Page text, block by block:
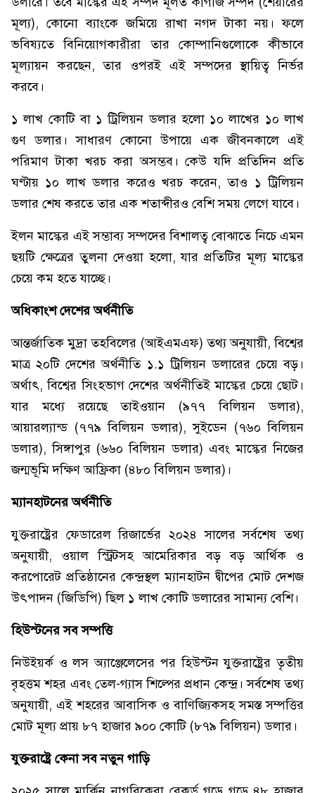
মূল্য), কোনো ব্যাংকে জমিয়ে রাখা নগদ টাকা নয়। ফলে
ভবিষ্যতে বিনিয়োগকারীরা তার কোম্পানিগুলোকে কীভাবে
মূল্যায়ন করছেন, তার ওপরই এই সম্পদের স্থায়িত্ব নির্ভর
করবে।
১ লাখ কোটি বা ১ ট্রিলিয়ন ডলার হলো ১০ লাখের ১০ লাখ
গুণ ডলার। সাধারণ কোনো উপায়ে এক জীবনকালে এই
পরিমাণ টাকা খরচ করা অসম্ভব। কেউ যদি প্রতিদিন প্রতি
ঘণ্টায় ১০ লাখ ডলার করেও খরচ করেন, তাও ১ ট্রিলিয়ন
ডলার শেষ করতে তার এক শতাব্দীরও বেশি সময় লেগে যাবে।
ইলন মাস্কের এই সম্ভাব্য সম্পদের বিশালত্ব বোঝাতে নিচে এমন
ছয়টি ক্ষেত্রের তুলনা দেওয়া হলো, যার প্রতিটির মূল্য মাস্কের
চেয়ে কম হতে যাচ্ছে।
অধিকাংশ দেশের অর্থনীতি
আন্তর্জাতিক মুদ্রা তহবিলের (আইএমএফ) তথ্য অনুযায়ী, বিশ্বের
মাত্র ২০টি দেশের অর্থনীতি ১.১ ট্রিলিয়ন ডলারের চেয়ে বড়।
অর্থাৎ, বিশ্বের সিংহভাগ দেশের অর্থনীতিই মাস্কের চেয়ে ছোট।
যার মধ্যে রয়েছে তাইওয়ান (৯৭৭ বিলিয়ন ডলার),
আয়ারল্যান্ড (৭৭৯ বিলিয়ন ডলার), সুইডেন (৭৬০ বিলিয়ন
ডলার), সিঙ্গাপুর (৬৬০ বিলিয়ন ডলার) এবং মাস্কের নিজের
জন্মভূমি দক্ষিণ আফ্রিকা (৪৮০ বিলিয়ন ডলার)।
ম্যানহাটনের অর্থনীতি
যুক্তরাষ্ট্রের ফেডারেল রিজার্ভের ২০২৪ সালের সর্বশেষ তথ্য
অনুযায়ী, ওয়াল স্ট্রিটসহ আমেরিকার বড় বড় আর্থিক ও
করপোরেট প্রতিষ্ঠানের কেন্দ্রস্থল ম্যানহাটন দ্বীপের মোট দেশজ
উৎপাদন (জিডিপি) ছিল ১ লাখ কোটি ডলারের সামান্য বেশি।
হিউস্টনের সব সম্পত্তি
নিউইয়র্ক ও লস অ্যাঞ্জেলেসের পর হিউস্টন যুক্তরাষ্ট্রের তৃতীয়
বৃহত্তম শহর এবং তেল-গ্যাস শিল্পের প্রধান কেন্দ্র। সর্বশেষ তথ্য
অনুযায়ী, এই শহরের আবাসিক ও বাণিজ্যিকসহ সমস্ত সম্পত্তির
মোট মূল্য প্রায় ৮৭ হাজার ৯০০ কোটি (৮৭৯ বিলিয়ন) ডলার।
যুক্তরাষ্ট্রে কেনা সব নতুন গাড়ি